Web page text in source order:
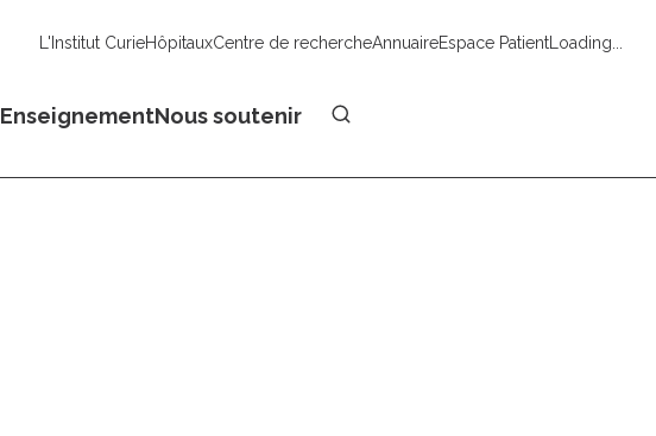
L'Institut CurieHôpitauxCentre de rechercheAnnuaireEspace PatientLoading...
EnseignementNous soutenir